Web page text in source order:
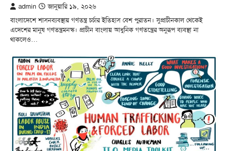
admin
জানুয়ারি ১৯, ২০২৬
বাংলাদেশে শাসনব্যবস্থায় গণতন্ত্র চর্চার ইতিহাস বেশ পুরাতন। সুপ্রাচীনকাল থেকেই
এদেশের মানুষ গণতন্ত্রমনস্ক। প্রাচীন বাংলায় আধুনিক গণতন্ত্রের অনুরূপ ব্যবস্থা না
থাকলেও…